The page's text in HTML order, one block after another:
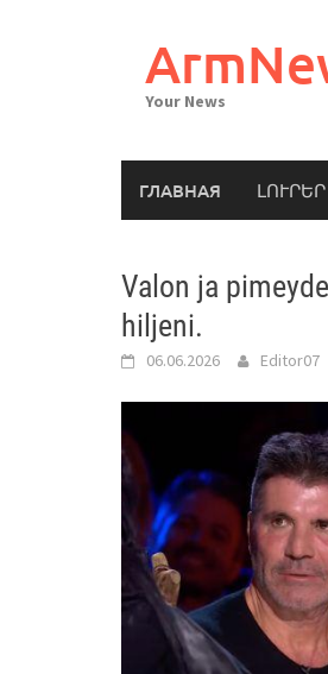
Your News
ГЛАВНАЯ ԼՈՒՐԵՐ
Valon ja
hiljeni.
06.06.2026 Editor07